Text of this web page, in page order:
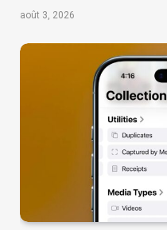
août 3, 2026